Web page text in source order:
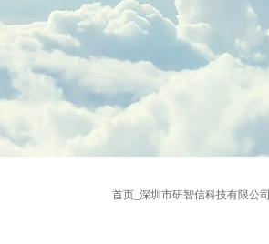
首页_深圳市研智信科技有限公司